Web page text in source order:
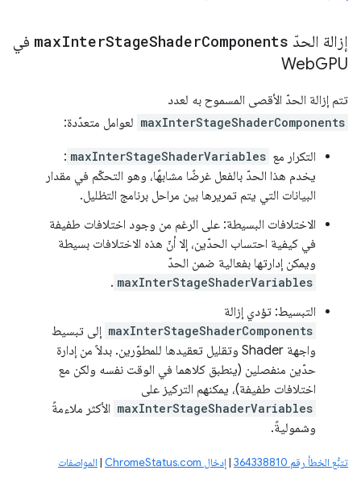
إزالة الحدّ maxInterStageShaderComponents
في
WebGPU
تتم إزالة الحدّ الأقصى المسموح به لعدد
maxInterStageShaderComponents لعوامل متعدّدة:
التكرار مع maxInterStageShaderVariables
:
يخدم هذا الحدّ بالفعل غرضًا مشابهًا، وهو التحكّم في مقدار
البيانات التي يتم تمريرها بين مراحل برنامج التظليل.
الاختلافات البسيطة: على الرغم من وجود اختلافات طفيفة
في كيفية احتساب الحدّين، إلا أنّ هذه الاختلافات بسيطة
ويمكن إدارتها بفعالية ضمن الحدّ
maxInterStageShaderVariables
.
التبسيط: تؤدي إزالة
maxInterStageShaderComponents إلى تبسيط
واجهة Shader وتقليل تعقيدها للمطوّرين. بدلاً من إدارة
حدّين منفصلين (ينطبق كلاهما في الوقت نفسه ولكن مع
اختلافات طفيفة)، يمكنهم التركيز على
maxInterStageShaderVariables الأكثر ملاءمةً
وشموليةً.
تتبُّع الخطأ رقم 364338810 |إدخال ChromeStatus.com |المواصفات